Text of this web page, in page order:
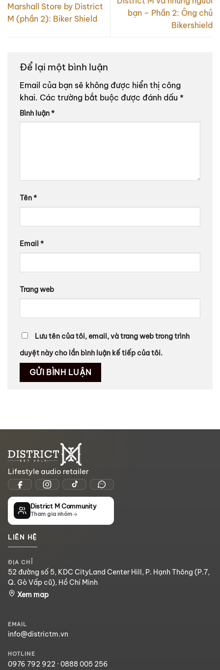
Marshall Store by District
M (phần 2): Biker Shield
bạn – Phần 2: Ông chủ
Bikershield
Để lại một bình luận
Email của bạn sẽ không được hiển thị công
khai. Các trường bắt buộc được đánh dấu *
Bình luận*
Tên*
Email *
Trang web
Lưu tên của tôi, email, và trang web trong trình
duyệt này cho lần bình luận kế tiếp của tôi.
Lifestyle audio retailer
District M Community
Tham gia nhóm
LIÊN HỆ
ĐỊA CHỈ
52 đường số 5, KDC CityLand Center Hill, P. Hạnh Thông (P.7,
Q. Gò Vấp cũ), Hồ Chí Minh
Xem map
EMAIL
info@districtm.vn
HOTLINE
0976 792 922 · 0888 005 256